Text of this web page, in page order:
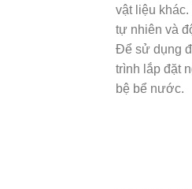
vật liệu
tự nhiên và
Để sử dụng
trình lắp đặt
bệ bể nước.